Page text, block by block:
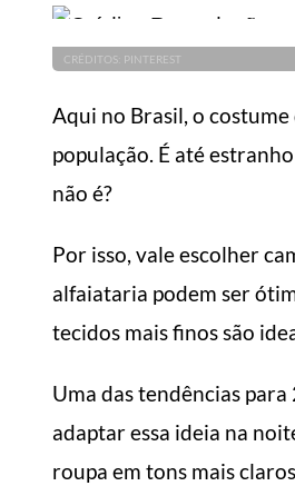
CRÉDITOS: PINTEREST
Aqui no Brasil, o
população. É até
não é?
Por isso, vale escolher
alfaiataria podem ser
tecidos mais finos são
Uma das tendências
adaptar essa ideia na
roupa em tons mais